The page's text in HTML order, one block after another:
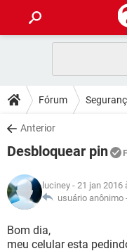
CELULAR
OUTLOOK
INSTAGRAM
GUIA DE COMPRAS
DICAS
JOGOS
INSTAGRAM
GUIA DE COMPRAS
DOWNLOADS
JOGOS
CELULAR
OUTLOOK
INSTAGRAM
GUIA DE COMPRAS
JOGOS
CELULAR
OUTLOOK
GLOSSÁRIO
JOGOS
CELULAR
Fórum
Anterior
Desbloquear pin
luciney - 21 jan 2016
usuário anônimo
Bom dia,
meu celular esta